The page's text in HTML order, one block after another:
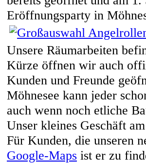
Eröffnungsparty in
Unsere Räumarbeiten
Kürze öffnen wir auch
Kunden und Freunde
Möhnesee kann jeder
auch wenn noch etliche
Unser kleines Geschäft
Für Kunden, die unseren
Google-Maps ist er zu